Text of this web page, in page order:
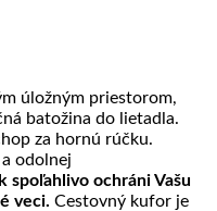
GSM
ani
RF
úložným priestorom,
batožina do lietadla.
za hornú rúčku.
odolnej
spoľahlivo ochráni Vašu
veci. Cestovný kufor je